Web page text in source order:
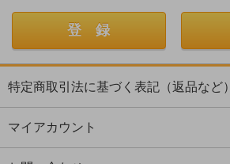
特定商取引法に基づく表記（返品など）
マイアカウント